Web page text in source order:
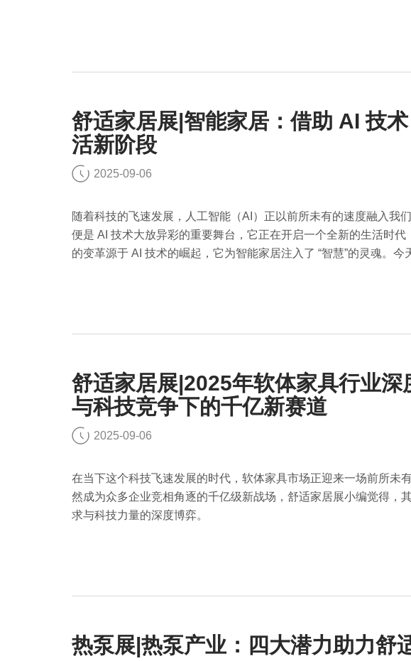
舒适家居展|智能家居：借助 AI 技
活新阶段
2025-09-06
随着科技的飞速发展，人工智能（AI）正以前所未有的速度融入我
便是 AI 技术大放异彩的重要舞台，它正在开启一个全新的生活时
的变革源于 AI 技术的崛起，它为智能家居注入了 “智慧”的灵魂。
舒适家居展|2025年软体家具行业深
与科技竞争下的千亿新赛道
2025-09-06
在当下这个科技飞速发展的时代，软体家具市场正迎来一场前所未
然成为众多企业竞相角逐的千亿级新战场，舒适家居展小编觉得，
求与科技力量的深度博弈。
热泵展|热泵产业：四大潜力助力舒